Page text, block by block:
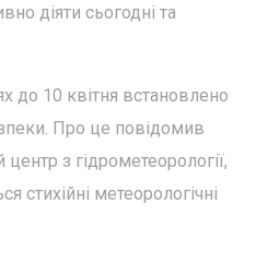
діяти сьогодні та
до 10 квітня встановлено
Про це повідомив
з гідрометеорології,
стихійні метеорологічні